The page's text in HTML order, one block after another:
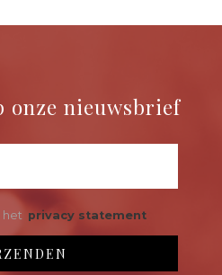
onze nieuwsbrief
het privacy statement